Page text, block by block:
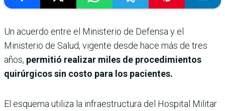
Un acuerdo entre el Ministerio de Defensa y el
Ministerio de Salud, vigente desde hace más de tres
años, permitió realizar miles de procedimientos
quirúrgicos sin costo para los pacientes.
El esquema utiliza la infraestructura del Hospital Militar